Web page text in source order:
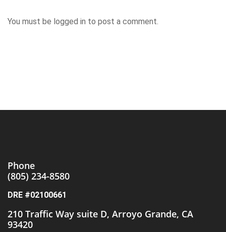
You must be logged in to post a comment.
Phone
(805) 234-8580
DRE #02100661
210 Traffic Way suite D, Arroyo Grande, CA
93420